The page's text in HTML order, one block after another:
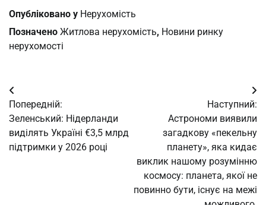
Опубліковано у Нерухомість
Позначено Житлова нерухомість, Новини ринку
нерухомості
Навігація
записів
Попередній:
Зеленський: Нідерланди
виділять Україні €3,5 млрд
підтримки у 2026 році
Наступний:
Астрономи виявили
загадкову «пекельну
планету», яка кидає
виклик нашому розумінню
космосу: планета, якої не
повинно бути, існує на межі